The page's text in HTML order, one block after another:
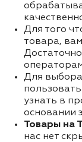
Для того
товара,
Для
узнать в
основании
Товары на
нас нет